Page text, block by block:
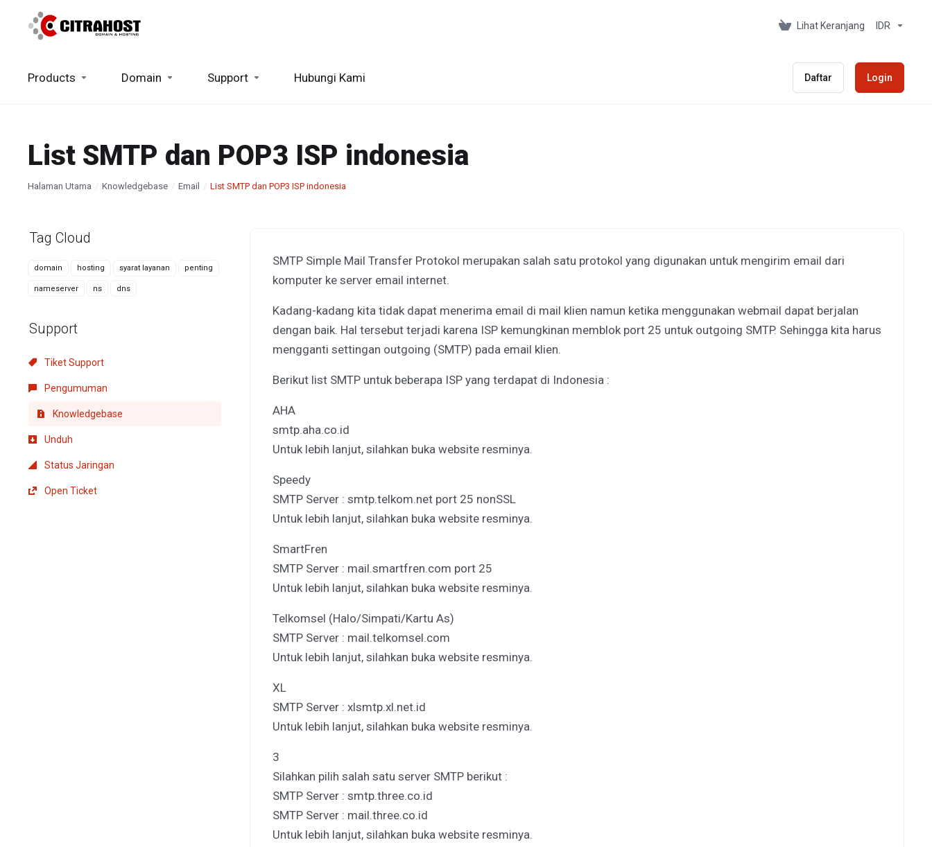
Lihat Keranjang IDR
Products Domain Support Hubungi Kami Daftar Login
List SMTP dan POP3 ISP indonesia
Halaman Utama Knowledgebase Email List SMTP dan POP3 ISP indonesia
Tag Cloud
domain hosting syarat layanan penting
nameserver ns dns
Support
Tiket Support
Pengumuman
Knowledgebase
Unduh
Status Jaringan
Open Ticket
SMTP Simple Mail Transfer Protokol merupakan salah satu protokol yang digunakan untuk mengirim email dari
komputer ke server email internet.
Kadang-kadang kita tidak dapat menerima email di mail klien namun ketika menggunakan webmail dapat berjalan
dengan baik. Hal tersebut terjadi karena ISP kemungkinan memblok port 25 untuk outgoing SMTP. Sehingga kita harus
mengganti settingan outgoing (SMTP) pada email klien.
Berikut list SMTP untuk beberapa ISP yang terdapat di Indonesia :
AHA
smtp.aha.co.id
Untuk lebih lanjut, silahkan buka website resminya.
Speedy
SMTP Server : smtp.telkom.net port 25 nonSSL
Untuk lebih lanjut, silahkan buka website resminya.
SmartFren
SMTP Server : mail.smartfren.com port 25
Untuk lebih lanjut, silahkan buka website resminya.
Telkomsel (Halo/Simpati/Kartu As)
SMTP Server : mail.telkomsel.com
Untuk lebih lanjut, silahkan buka website resminya.
XL
SMTP Server : xlsmtp.xl.net.id
Untuk lebih lanjut, silahkan buka website resminya.
3
Silahkan pilih salah satu server SMTP berikut :
SMTP Server : smtp.three.co.id
SMTP Server : mail.three.co.id
Untuk lebih lanjut, silahkan buka website resminya.